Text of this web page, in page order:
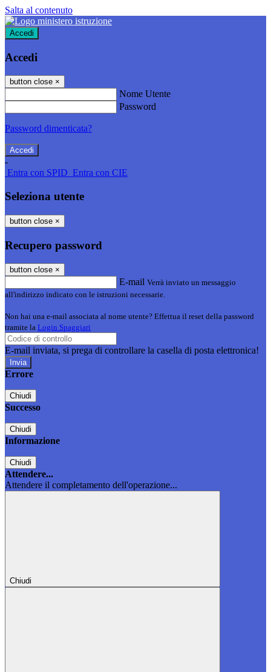
Salta al contenuto
Accedi
Accedi
button close ×
Nome Utente
Password
Password dimenticata?
-
Entra con SPID Entra con CIE
Seleziona utente
button close ×
Recupero password
button close ×
E-mail Verrà inviato un messaggio
all'indirizzo indicato con le istruzioni necessarie.
Non hai una e-mail associata al nome utente? Effettua il reset della password
tramite la Login Spaggiari
E-mail inviata, si prega di controllare la casella di posta elettronica!
Errore
Chiudi
Successo
Chiudi
Informazione
Chiudi
Attendere...
Attendere il completamento dell'operazione...
Chiudi